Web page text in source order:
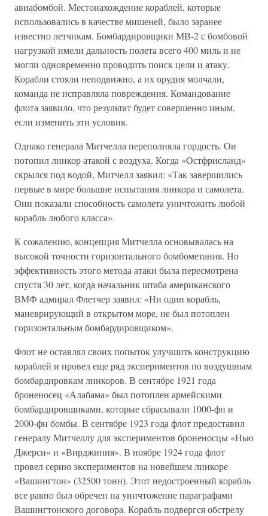
авиабомбой. Местонахождение кораблей, которые
использовались в качестве мишеней, было заранее
известно летчикам. Бомбардировщики МВ-2 с бомбовой
нагрузкой имели дальность полета всего 400 миль и не
могли одновременно проводить поиск цели и атаку.
Корабли стояли неподвижно, а их орудия молчали,
команда не исправляла повреждения. Командование
флота заявило, что результат будет совершенно иным,
если изменить эти условия.
Однако генерала Митчелла переполняла гордость. Он
потопил линкор атакой с воздуха. Когда «Остфрисланд»
скрылся под водой, Митчелл заявил: «Так завершились
первые в мире большие испытания линкора и самолета.
Они показали способность самолета уничтожить любой
корабль любого класса».
К сожалению, концепция Митчелла основывалась на
высокой точности горизонтального бомбометания. Но
эффективность этого метода атаки была пересмотрена
спустя 30 лет, когда начальник штаба американского
ВМФ адмирал Флетчер заявил: «Ни один корабль,
маневрирующий в открытом море, не был потоплен
горизонтальным бомбардировщиком».
Флот не оставлял своих попыток улучшить конструкцию
кораблей и провел еще ряд экспериментов по воздушным
бомбардировкам линкоров. В сентябре 1921 года
броненосец «Алабама» был потоплен армейскими
бомбардировщиками, которые сбрасывали 1000-фн и
2000-фн бомбы. В сентябре 1923 года флот предоставил
генералу Митчеллу для экспериментов броненосцы «Нью
Джерси» и «Вирджиния». В ноябре 1924 года флот
провел серию экспериментов на новейшем линкоре
«Вашингтон» (32500 тонн). Этот недостроенный корабль
все равно был обречен на уничтожение параграфами
Вашингтонского договора. Корабль подвергся обстрелу